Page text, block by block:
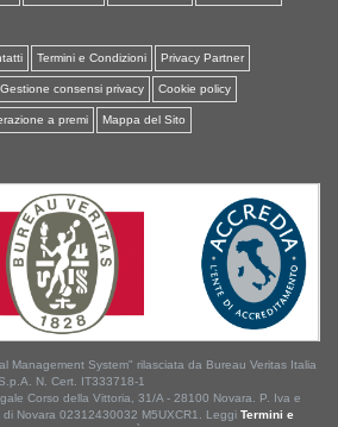
Termini e Condizioni Privacy Partner
Gestione consensi privacy Cookie policy
a premi Mappa del Sito
Management System" rilasciata da Bureau Veritas Italia
N. Cert. IT333718-1
Corso della Vittoria, 31/A - 28100 Novara. P. Iva e
di Novara 02312430032 M5UXCR1. Leggi Termini e